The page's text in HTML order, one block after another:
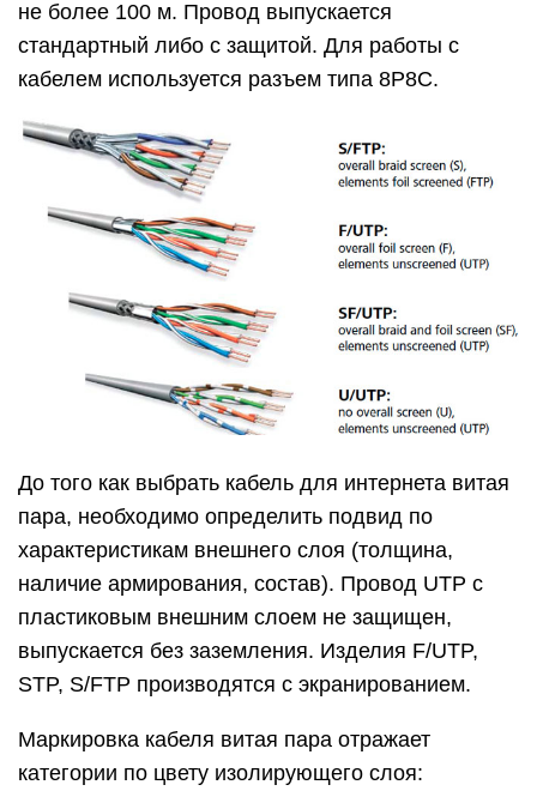
не более 100 м. Провод выпускается
стандартный либо с защитой. Для работы с
кабелем используется разъем типа 8P8C.
До того как выбрать кабель для интернета витая
пара, необходимо определить подвид по
характеристикам внешнего слоя (толщина,
наличие армирования, состав). Провод UTP с
пластиковым внешним слоем не защищен,
выпускается без заземления. Изделия F/UTP,
STP, S/FTP производятся с экранированием.
Маркировка кабеля витая пара отражает
категории по цвету изолирующего слоя: